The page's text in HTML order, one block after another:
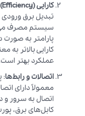
کارایی (Efficiency)
تبدیل برق
سیستم مصرف
پارامتر به
کارایی بالاتر به
عملکرد بهتر
اتصالات و رابط‌ها
معمولاً دارای
اتصال به سرور و
کابل‌های برق،